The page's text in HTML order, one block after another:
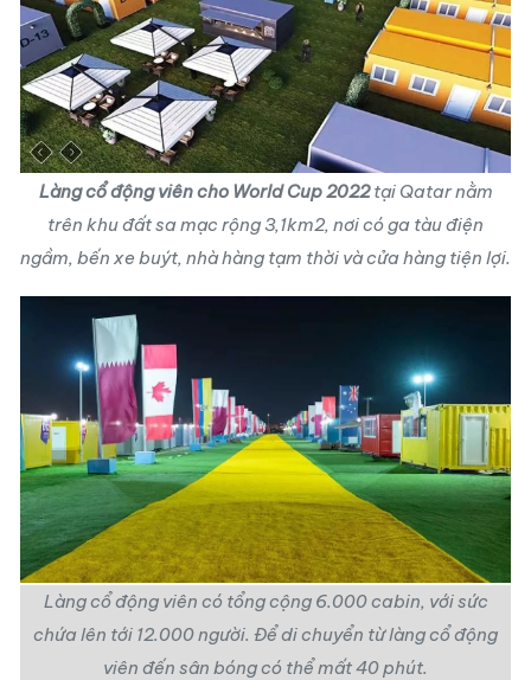
Làng cổ động viên cho World Cup 2022tại Qatar nằm
trên khu đất sa mạc rộng 3,1km2, nơi có ga tàu điện
ngầm, bến xe buýt, nhà hàng tạm thời và cửa hàng tiện lợi.
Làng cổ động viên có tổng cộng 6.000 cabin, với sức
chứa lên tới 12.000 người. Để di chuyển từ làng cổ động
viên đến sân bóng có thể mất 40 phút.